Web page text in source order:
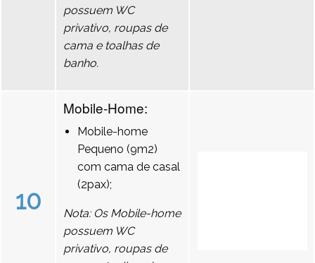
possuem WC
privativo, roupas de
cama e toalhas de
banho.
10
Mobile-Home:
Mobile-home
Pequeno (9m2)
com cama de casal
(2pax);
Nota: Os Mobile-home
possuem WC
privativo, roupas de